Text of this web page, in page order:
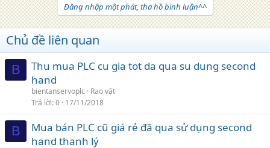
Đăng nhập một phát, tha hồ bình luận^^
Chủ đề liên quan
B
Thu mua PLC cu gia tot da qua su dung second
hand
bientanservoplc
Rao vặt
Trả lời 0 17/11/2018
B
Mua bán PLC cũ giá rẻ đã qua sử dụng second
hand thanh lý